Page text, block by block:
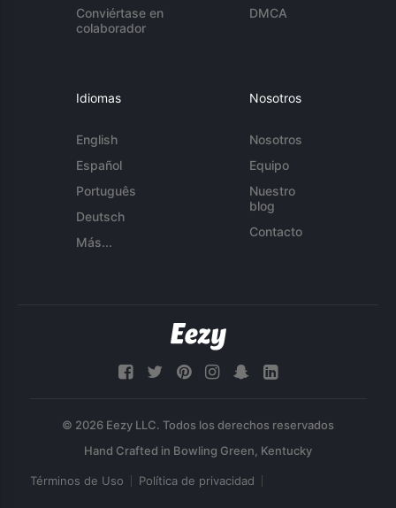
Conviértase en
colaborador
DMCA
Idiomas
English
Español
Português
Deutsch
Más...
Nosotros
Nosotros
Equipo
Nuestro
blog
Contacto
© 2026 Eezy LLC. Todos los derechos reservados
Términos de Uso Política de privacidad